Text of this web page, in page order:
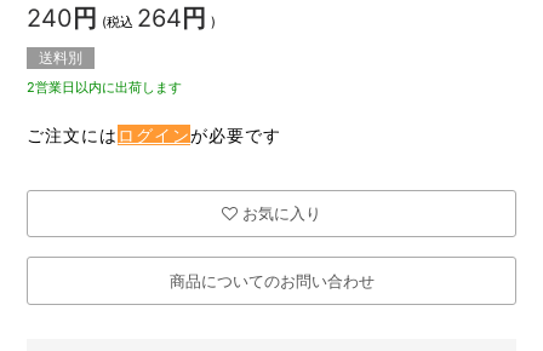
240 円 (税込 264 円 )
送料別
2営業日以内に出荷します
ご注文には ログインが必要です
お気に入り
商品についてのお問い合わせ